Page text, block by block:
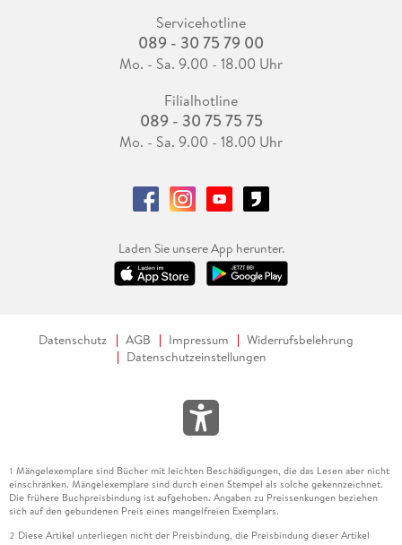
Servicehotline
089 - 30 75 79 00
Mo. - Sa. 9.00 - 18.00 Uhr
Filialhotline
089 - 30 75 75 75
Mo. - Sa. 9.00 - 18.00 Uhr
Laden Sie unsere App herunter.
Datenschutz AGB Impressum
Widerrufsbelehrung
Datenschutzeinstellungen
1 Mängelexemplare sind Bücher mit leichten Beschädigungen, die das Lesen aber nicht
einschränken. Mängelexemplare sind durch einen Stempel als solche gekennzeichnet.
Die frühere Buchpreisbindung ist aufgehoben. Angaben zu Preissenkungen beziehen
sich auf den gebundenen Preis eines mangelfreien Exemplars.
2 Diese Artikel unterliegen nicht der Preisbindung, die Preisbindung dieser Artikel